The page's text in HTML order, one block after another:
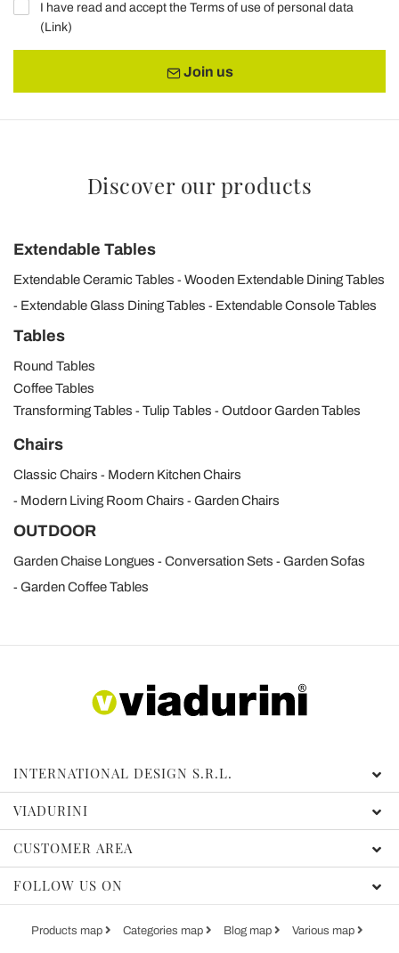
I have read and accept the Terms of use of personal data
(Link)
Join us
Discover our products
Extendable Tables
Extendable Ceramic Tables
Wooden Extendable Dining Tables
Extendable Glass Dining Tables
Extendable Console Tables
Tables
Round Tables
Coffee Tables
Transforming Tables
Tulip Tables Outdoor Garden Tables
Chairs
Classic Chairs
Modern Kitchen Chairs
Modern Living Room Chairs
Garden Chairs
OUTDOOR
Garden Chaise Longues Conversation Sets
Garden Sofas
Garden Coffee Tables
INTERNATIONAL DESIGN S.R.L.
VIADURINI
CUSTOMER AREA
FOLLOW US ON
Products map Categories map Blog map Various map